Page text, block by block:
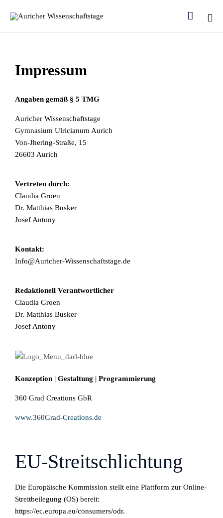

Impressum
Angaben gemäß § 5 TMG
Auricher Wissenschaftstage
Gymnasium Ulricianum Aurich
Von-Jhering-Straße, 15
26603 Aurich
Vertreten durch:
Claudia Groen
Dr. Matthias Busker
Josef Antony
Kontakt:
Info@Auricher-Wissenschaftstage.de
Redaktionell Verantwortlicher
Claudia Groen
Dr. Matthias Busker
Josef Antony
Konzeption | Gestaltung | Programmierung
360 Grad Creations GbR
www.360Grad-Creations.de
EU-Streitschlichtung
Die Europäische Kommission stellt eine Plattform zur Online-
Streitbeilegung (OS) bereit:
https://ec.europa.eu/consumers/odr.